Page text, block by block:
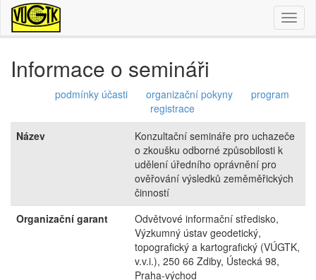
Informace o semináři
podmínky účasti organizační pokyny
program
registrace
Název
Konzultační semináře pro uchazeče
o zkoušku odborné způsobilosti k
udělení úředního oprávnění pro
ověřování výsledků zeměměřických
činností
Organizační garant
Odvětvové informační středisko,
Výzkumný ústav geodetický,
topografický a kartografický (VÚGTK,
v.v.i.), 250 66 Zdiby, Ústecká 98,
Praha-východ